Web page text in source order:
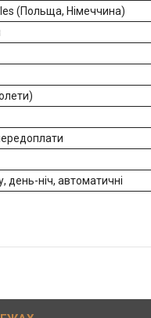
(Польща, Німеччина)
день-ніч, автоматичні